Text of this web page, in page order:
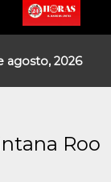
agosto, 2026
Roo